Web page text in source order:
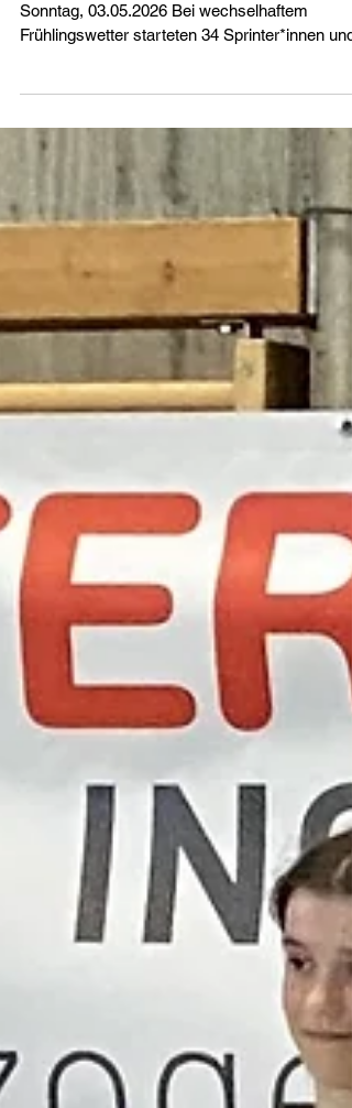
Oberaargauer
Die schnällschte Oberaargauer in Langenthal,
Frühlingswetter starteten 34 Sprinter*innen und
Läufer*innen aus der LA-Jugi, dem Freiwilligen
Schulsport Leichtathletik und der Jugi am
schnällschten Oberaargauer in Langenthal für
Farben des TVH. In 69 Einsätzen (51 Sprints,
Läufen) konnten neben vielen PB’s insgesamt
Podestplätze erkämpft werden. Für die
Kantonalfinals konnten sich 13 bei den Sprints
und 6 über 600m/1000m qualifi